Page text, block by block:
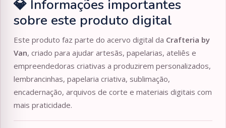
💎 Informações importantes
sobre este produto digital
Este produto faz parte do acervo digital da Crafteria by
Van, criado para ajudar artesãs, papelarias, ateliês e
empreendedoras criativas a produzirem personalizados,
lembrancinhas, papelaria criativa, sublimação,
encadernação, arquivos de corte e materiais digitais com
mais praticidade.